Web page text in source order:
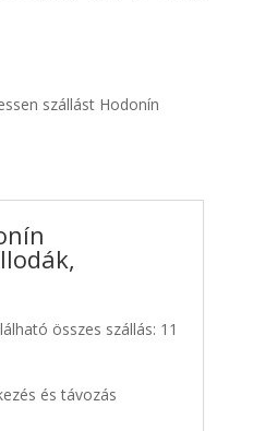
szállást Hodonín
összes szállás: 11
és távozás